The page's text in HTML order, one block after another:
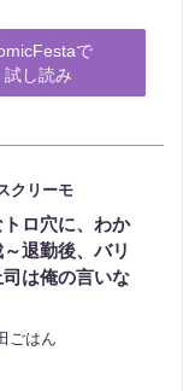
で
試し読み
クリーモ
ロ穴に、わか
退勤後、バリ
は俺の言いな
ごはん